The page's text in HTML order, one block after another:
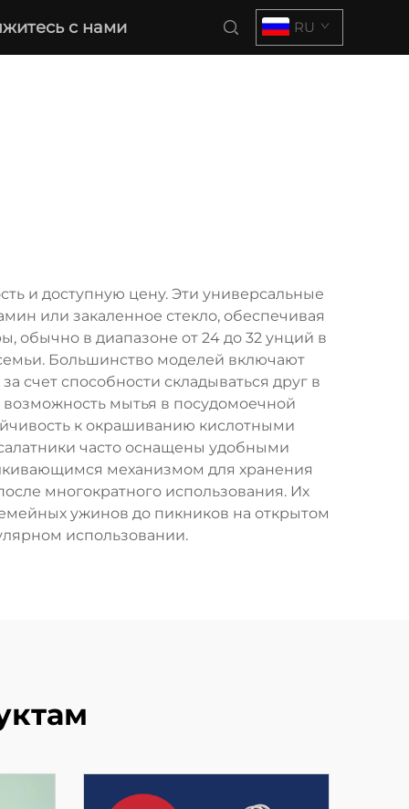
с нами RU
и доступную цену. Эти универсальные
или закаленное стекло, обеспечивая
обычно в диапазоне от 24 до 32 унций в
Большинство моделей включают
счет способности складываться друг в
мытья в посудомоечной
к окрашиванию кислотными
часто оснащены удобными
механизмом для хранения
многократного использования. Их
ужинов до пикников на открытом
использовании.